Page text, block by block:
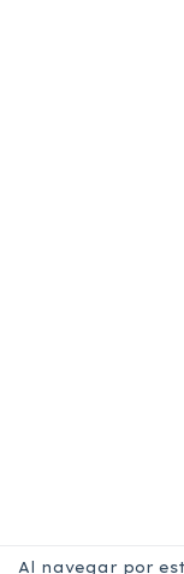
Al navegar por